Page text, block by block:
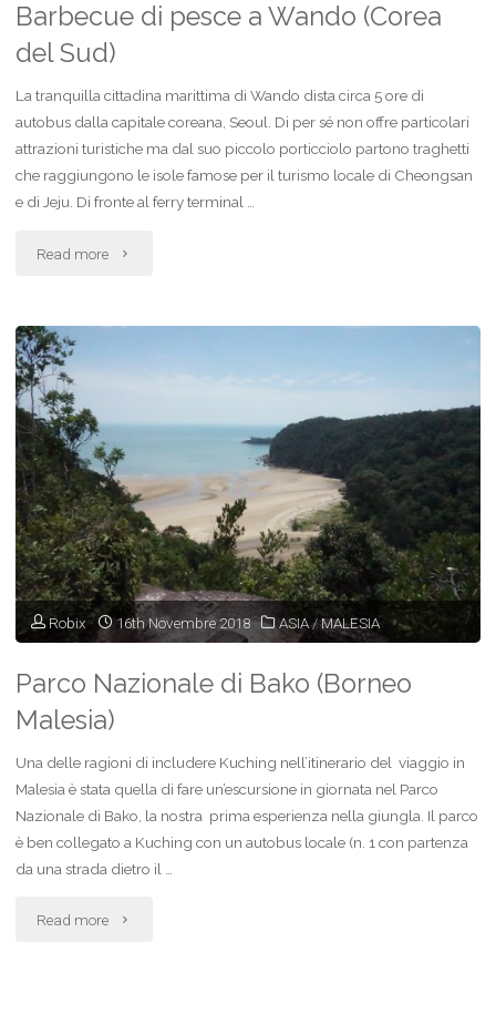
Barbecue di pesce a Wando (Corea
del Sud)
La tranquilla cittadina marittima di Wando dista circa 5 ore di
autobus dalla capitale coreana, Seoul. Di per sé non offre particolari
attrazioni turistiche ma dal suo piccolo porticciolo partono traghetti
che raggiungono le isole famose per il turismo locale di Cheongsan
e di Jeju. Di fronte al ferry terminal …
Read more "Barbecue
Wando
(Corea
del
Sud)"
Robix 16th Novembre 2018 ASIA/MALESIA
Parco Nazionale di Bako (Borneo
Malesia)
Una delle ragioni di includere Kuching nell’itinerario del viaggio in
Malesia è stata quella di fare un’escursione in giornata nel Parco
Nazionale di Bako, la nostra prima esperienza nella giungla. Il parco
è ben collegato a Kuching con un autobus locale (n. 1 con partenza
da una strada dietro il …
Read more "Parco